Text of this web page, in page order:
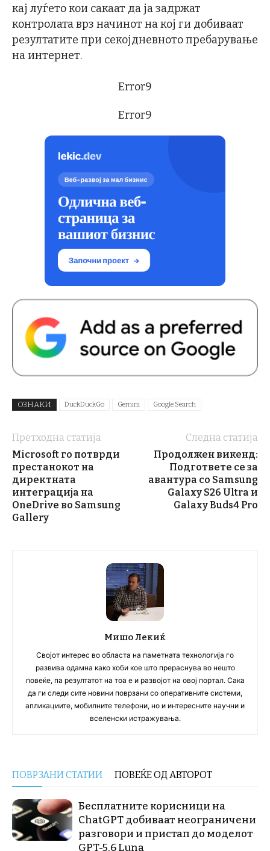
кај луѓето кои сакаат да ја задржат
контролата врз начинот на кој ги добиваат
резултатите при секојдневното пребарување
на интернет.
Error9
Error9
ОЗНАКИ DuckDuckGo Gemini Google Search
Претходна статија
Microsoft го потврди
престанокот на
директната
интеграција на
OneDrive во Samsung
Gallery
Следна статија
Продолжен викенд:
Подгответе се за
авантура со Samsung
Galaxy S26 Ultra и
Galaxy Buds4 Pro
Мишо Лекиќ
Својот интерес во областа на паметната технологија го
развива одамна како хоби кое што прераснува во нешто
повеќе, па резултатот на тоа е и развојот на овој портал. Сака
да ги следи сите новини поврзани со оперативните системи,
апликациите, мобилните телефони, но и интересните научни и
вселенски истражувања.
ПОВРЗАНИ СТАТИИ ПОВЕЌЕ ОД АВТОРОТ
Бесплатните корисници на
ChatGPT добиваат неограничени
разговори и пристап до моделот
GPT-5.6 Luna